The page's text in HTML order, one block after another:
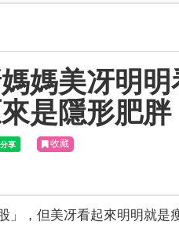
媽美冴明
是隱形肥胖
收藏
」，但美冴看起來明明就是